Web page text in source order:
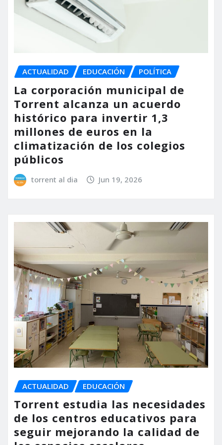
ACTUALIDAD EDUCACIÓN POLÍTICA
La corporación municipal de
Torrent alcanza un acuerdo
histórico para invertir 1,3
millones de euros en la
climatización de los colegios
públicos
torrent al dia Jun 19, 2026
ACTUALIDAD EDUCACIÓN
Torrent estudia las necesidades
de los centros educativos para
seguir mejorando la calidad de